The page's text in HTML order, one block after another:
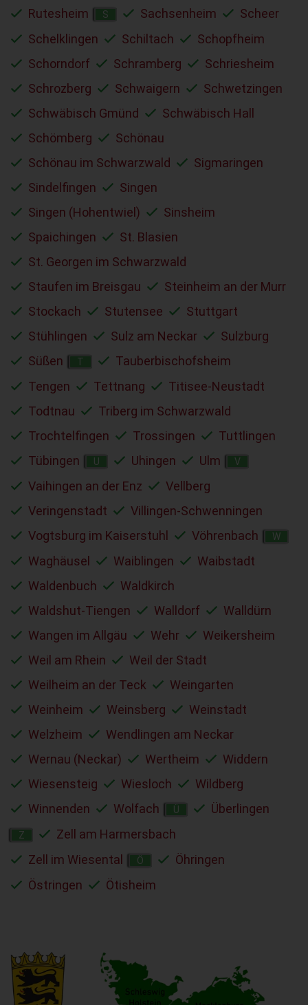
Rutesheim
S Sachsenheim
Scheer
Schelklingen
Schiltach
Schopfheim
Schorndorf
Schramberg
Schriesheim
Schrozberg
Schwaigern
Schwetzingen
Schwäbisch Gmünd
Schwäbisch Hall
Schömberg
Schönau
Schönau im Schwarzwald
Sigmaringen
Sindelfingen
Singen
Singen (Hohentwiel)
Sinsheim
Spaichingen
St. Blasien
St. Georgen im Schwarzwald
Staufen im Breisgau
Steinheim an der Murr
Stockach
Stutensee
Stuttgart
Stühlingen
Sulz am Neckar
Sulzburg
Süßen
T
Tauberbischofsheim
Tengen
Tettnang
Titisee-Neustadt
Todtnau
Triberg im Schwarzwald
Trochtelfingen
Trossingen
Tuttlingen
Tübingen
U Uhingen Ulm V
Vaihingen an der Enz
Vellberg
Veringenstadt
Villingen-Schwenningen
Vogtsburg im Kaiserstuhl
Vöhrenbach W
Waghäusel Waiblingen
Waibstadt
Waldenbuch
Waldkirch
Waldshut-Tiengen
Walldorf
Walldürn
Wangen im Allgäu
Wehr
Weikersheim
Weil am Rhein
Weil der Stadt
Weilheim an der Teck
Weingarten
Weinheim
Weinsberg
Weinstadt
Welzheim
Wendlingen am Neckar
Wernau (Neckar)
Wertheim
Widdern
Wiesensteig
Wiesloch
Wildberg
Winnenden
Wolfach Ü Überlingen
Z
Zell am Harmersbach
Zell im Wiesental
Ö
Öhringen
Östringen
Ötisheim